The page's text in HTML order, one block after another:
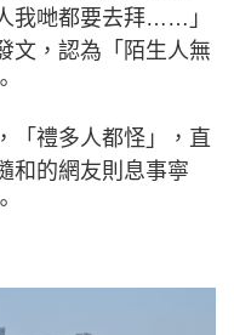
我哋都要去拜……」
文，認為「陌生人無
「禮多人都怪」，直
和的網友則息事寧